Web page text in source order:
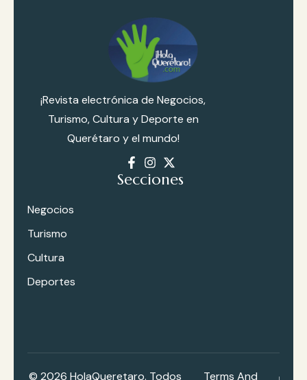
¡Revista electrónica de Negocios,
Turismo, Cultura y Deporte en
Querétaro y el mundo!
Secciones
Negocios
Turismo
Cultura
Deportes
© 2026 HolaQueretaro. Todos Terms And